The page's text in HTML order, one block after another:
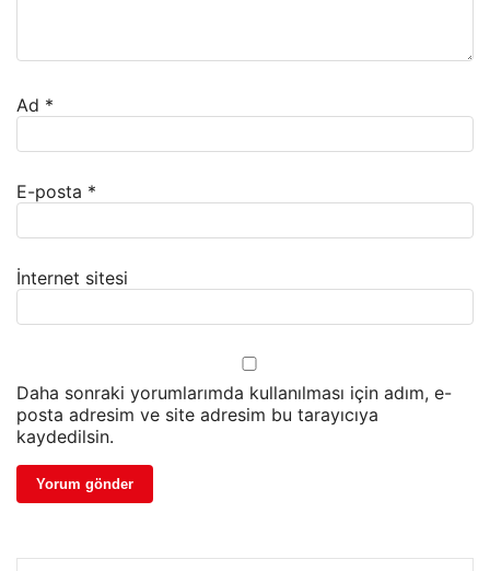
Ad *
E-posta *
İnternet sitesi
Daha sonraki yorumlarımda kullanılması için adım, e-
posta adresim ve site adresim bu tarayıcıya
kaydedilsin.